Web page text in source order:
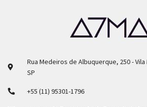
Rua Medeiros de Albuquerque, 250 - Vila
SP
+55 (11) 95301-1796